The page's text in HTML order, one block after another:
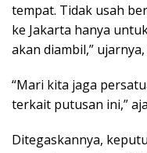
tempat. Tidak usah
ke Jakarta hanya
akan diambil,” ujarnya,
“Mari kita jaga
terkait putusan ini,”
Ditegaskannya,